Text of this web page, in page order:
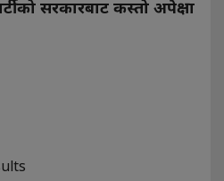
पार्टीको सरकारबाट कस्तो अपेक्षा